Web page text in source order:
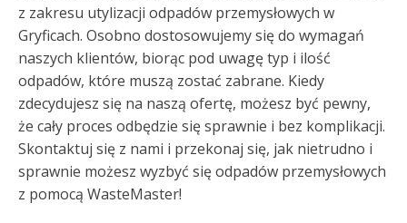
z zakresu utylizacji odpadów przemysłowych w
Gryficach. Osobno dostosowujemy się do wymagań
naszych klientów, biorąc pod uwagę typ i ilość
odpadów, które muszą zostać zabrane. Kiedy
zdecydujesz się na naszą ofertę, możesz być pewny,
że cały proces odbędzie się sprawnie i bez komplikacji.
Skontaktuj się z nami i przekonaj się, jak nietrudno i
sprawnie możesz wyzbyć się odpadów przemysłowych
z pomocą WasteMaster!